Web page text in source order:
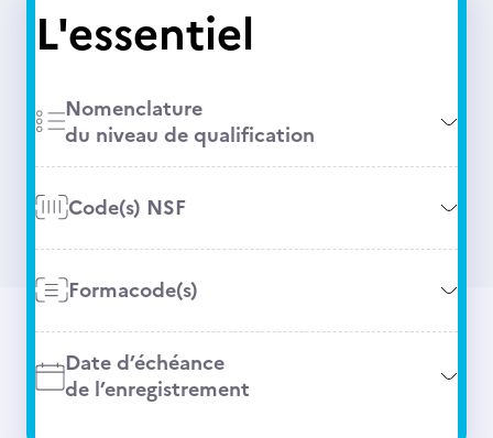
L'essentiel
Nomenclature
du niveau de qualification
Code(s) NSF
Formacode(s)
Date d’échéance
de l’enregistrement